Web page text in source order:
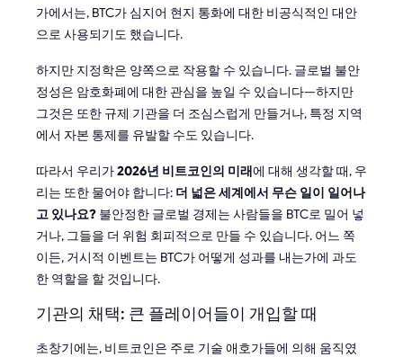
가에서는, BTC가 심지어 현지 통화에 대한 비공식적인 대안
으로 사용되기도 했습니다.
하지만 지정학은 양쪽으로 작용할 수 있습니다. 글로벌 불안
정성은 암호화폐에 대한 관심을 높일 수 있습니다—하지만
그것은 또한 규제 기관을 더 조심스럽게 만들거나, 특정 지역
에서 자본 통제를 유발할 수도 있습니다.
따라서 우리가2026년 비트코인의 미래에 대해 생각할 때, 우
리는 또한 물어야 합니다: 더 넓은 세계에서 무슨 일이 일어나
고 있나요? 불안정한 글로벌 경제는 사람들을 BTC로 밀어 넣
거나, 그들을 더 위험 회피적으로 만들 수 있습니다. 어느 쪽
이든, 거시적 이벤트는 BTC가 어떻게 성과를 내는가에 과도
한 역할을 할 것입니다.
기관의 채택: 큰 플레이어들이 개입할 때
초창기에는, 비트코인은 주로 기술 애호가들에 의해 움직였